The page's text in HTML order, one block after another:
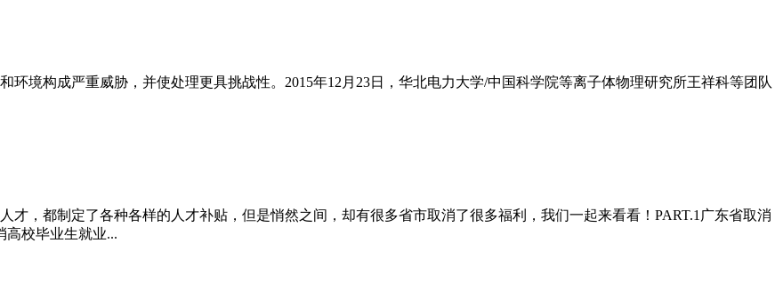
境构成严重威胁，并使处理更具挑战性。2015年12月23日，华北电力大学/中国科学院等离子体物理研究所王祥科等团队
才，都制定了各种各样的人才补贴，但是悄然之间，却有很多省市取消了很多福利，我们一起来看看！PART.1广东省取消
高校毕业生就业...